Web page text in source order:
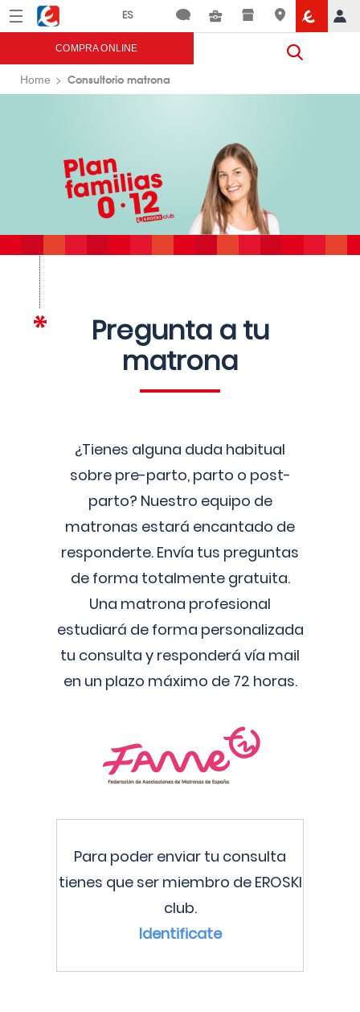
Menú Eroski
COMPRA ONLINE
Home Consultorio matrona
Pregunta a tu
matrona
¿Tienes alguna duda habitual
sobre pre-parto, parto o post-
parto? Nuestro equipo de
matronas estará encantado de
responderte. Envía tus preguntas
de forma totalmente gratuita.
Una matrona profesional
estudiará de forma personalizada
tu consulta y responderá vía mail
en un plazo máximo de 72 horas.
Para poder enviar tu consulta
tienes que ser miembro de EROSKI
club.
Identificate